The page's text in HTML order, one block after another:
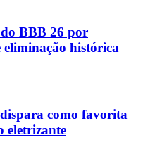
BBB 26 por
eliminação histórica
como favorita
eletrizante